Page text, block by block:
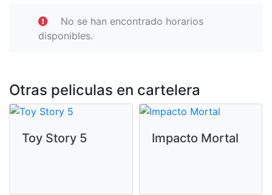
No se han encontrado horarios
disponibles.
Otras peliculas en cartelera
Toy Story 5 Impacto Mortal